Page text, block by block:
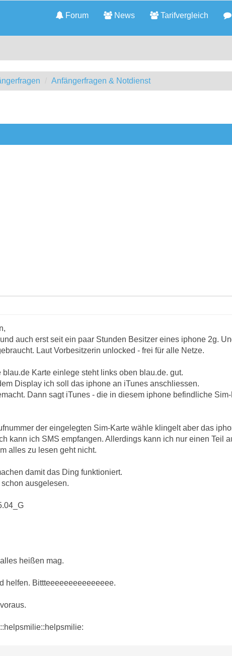
Forum News Tarifvergleich
Anfängerfragen & Notdienst
auch erst seit ein paar Stunden Besitzer eines iphone 2g.
Laut Vorbesitzerin unlocked - frei für alle Netze.
blau.de Karte einlege steht links oben blau.de. gut.
Display ich soll das iphone an iTunes anschliessen.
Dann sagt iTunes - die in diesem iphone befindliche
der eingelegten Sim-Karte wähle klingelt aber das
kann ich SMS empfangen. Allerdings kann ich nur einen Teil
alles zu lesen geht nicht.
damit das Ding funktioniert.
ausgelesen.
heißen mag.
helfen. Bittteeeeeeeeeeeeeee.